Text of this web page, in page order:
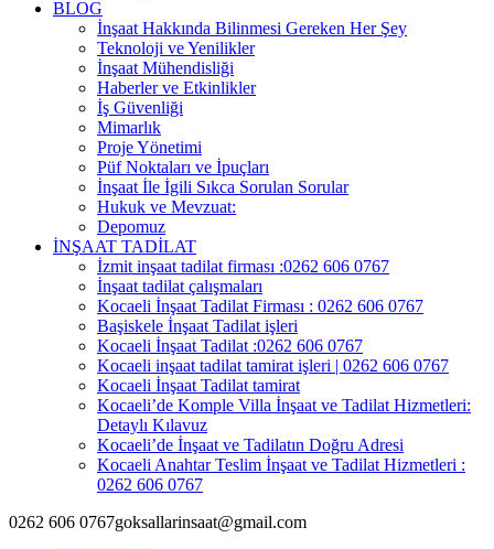
BLOG
İnşaat Hakkında Bilinmesi Gereken Her Şey
Teknoloji ve Yenilikler
İnşaat Mühendisliği
Haberler ve Etkinlikler
İş Güvenliği
Mimarlık
Proje Yönetimi
Püf Noktaları ve İpuçları
İnşaat İle İgili Sıkca Sorulan Sorular
Hukuk ve Mevzuat:
Depomuz
İNŞAAT TADİLAT
İzmit inşaat tadilat firması :0262 606 0767
İnşaat tadilat çalışmaları
Kocaeli İnşaat Tadilat Firması : 0262 606 0767
Başiskele İnşaat Tadilat işleri
Kocaeli İnşaat Tadilat :0262 606 0767
Kocaeli inşaat tadilat tamirat işleri | 0262 606 0767
Kocaeli İnşaat Tadilat tamirat
Kocaeli’de Komple Villa İnşaat ve Tadilat Hizmetleri:
Detaylı Kılavuz
Kocaeli’de İnşaat ve Tadilatın Doğru Adresi
Kocaeli Anahtar Teslim İnşaat ve Tadilat Hizmetleri :
0262 606 0767
0262 606 0767goksallarinsaat@gmail.com